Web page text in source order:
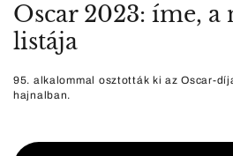
Oscar 2023: íme, a
listája
95. alkalommal osztották ki az Oscar-
hajnalban.